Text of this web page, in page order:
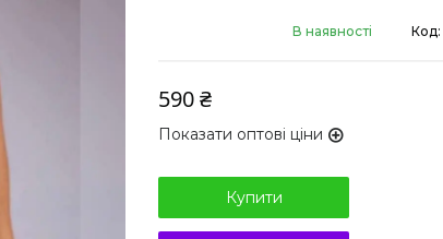
В наявності Код:
590 ₴
Показати оптові ціни
Купити